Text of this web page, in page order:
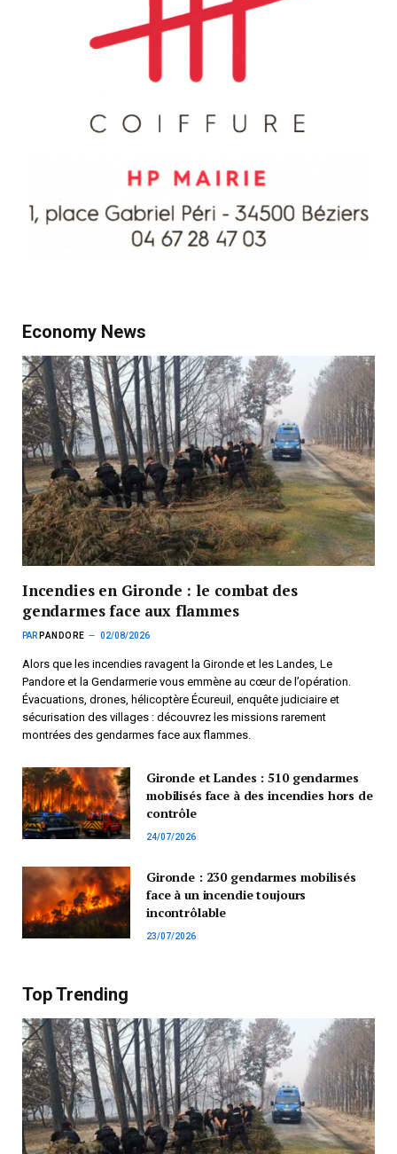
Economy News
Incendies en Gironde : le combat des
gendarmes face aux flammes
PAR PANDORE 02/08/2026
Alors que les incendies ravagent la Gironde et les Landes, Le
Pandore et la Gendarmerie vous emmène au cœur de l’opération.
Évacuations, drones, hélicoptère Écureuil, enquête judiciaire et
sécurisation des villages : découvrez les missions rarement
montrées des gendarmes face aux flammes.
Gironde et Landes : 510 gendarmes
mobilisés face à des incendies hors de
contrôle
24/07/2026
Gironde : 230 gendarmes mobilisés
face à un incendie toujours
incontrôlable
23/07/2026
Top Trending